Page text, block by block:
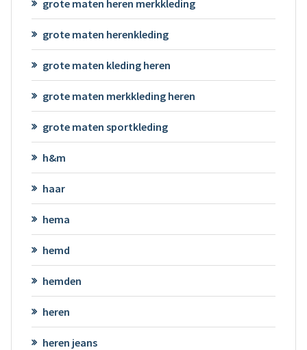
grote maten heren merkkleding
grote maten herenkleding
grote maten kleding heren
grote maten merkkleding heren
grote maten sportkleding
h&m
haar
hema
hemd
hemden
heren
heren jeans